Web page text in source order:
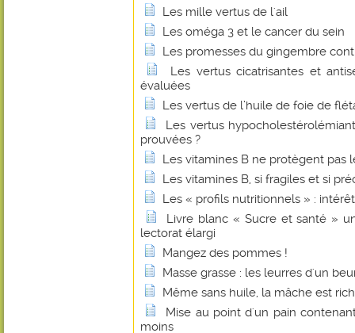
Les mille vertus de l'ail
Les oméga 3 et le cancer du sein
Les promesses du gingembre
Les vertus cicatrisantes et
évaluées
Les vertus de l’huile de foie de
Les vertus
prouvées ?
Les vitamines B ne protègent pas
Les vitamines B, si fragiles et si
Les « profils nutritionnels » :
Livre blanc « Sucre et santé »
lectorat élargi
Mangez des pommes !
Masse grasse : les leurres d'un
Même sans huile, la mâche est
Mise au point d'un pain
moins